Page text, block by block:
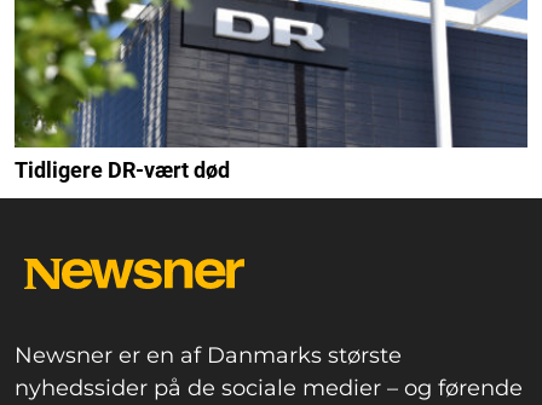
Tidligere DR-vært død
Newsner er en af Danmarks største
nyhedssider på de sociale medier – og førende